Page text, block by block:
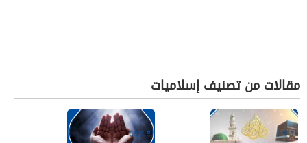
مقالات من تصنيف إسلاميات